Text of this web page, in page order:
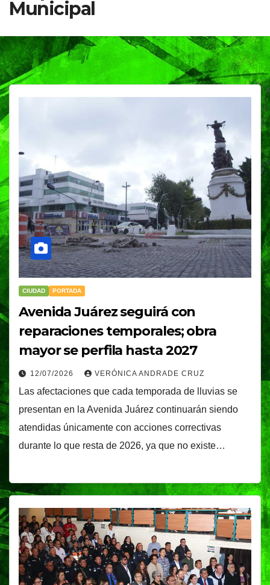
Municipal
CIUDAD PORTADA
Avenida Juárez seguirá con
reparaciones temporales; obra
mayor se perfila hasta 2027
12/07/2026 VERÓNICA ANDRADE CRUZ
Las afectaciones que cada temporada de lluvias se
presentan en la Avenida Juárez continuarán siendo
atendidas únicamente con acciones correctivas
durante lo que resta de 2026, ya que no existe…